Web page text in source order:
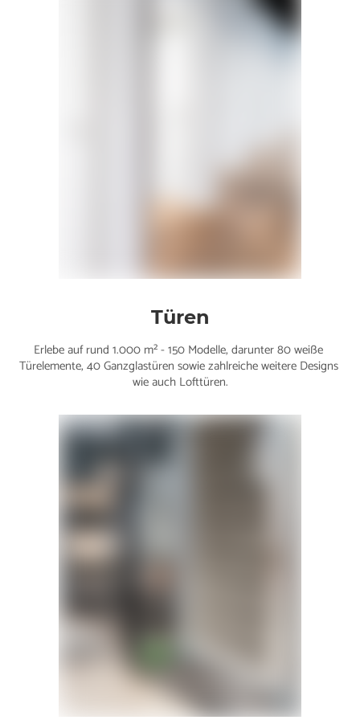
Türen
Erlebe auf rund 1.000 m² - 150 Modelle, darunter 80 weiße
Türelemente, 40 Ganzglastüren sowie zahlreiche weitere Designs
wie auch Lofttüren.